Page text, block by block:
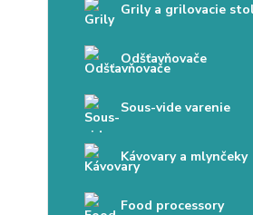
Grily a grilovacie
Odšťavňovače
Sous-vide varenie
Kávovary a mlynčeky
Food processory